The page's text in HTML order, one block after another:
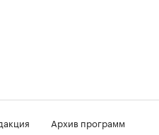
Архив программ